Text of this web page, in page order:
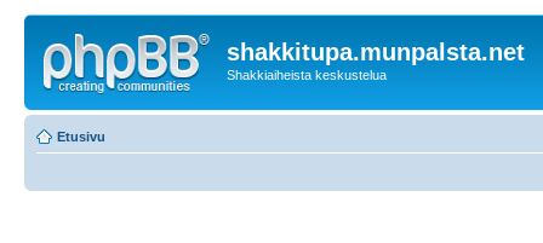
shakkitupa.munpalsta.net
Shakkiaiheista keskustelua
Etusivu